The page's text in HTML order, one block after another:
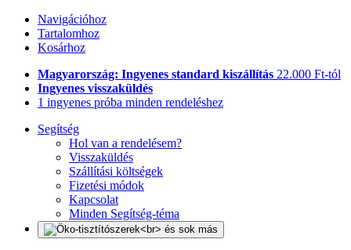
Navigációhoz
Tartalomhoz
Kosárhoz
Magyarország: Ingyenes standard kiszállítás 22.000 Ft-tól
Ingyenes visszaküldés
1 ingyenes próba minden rendeléshez
Segítség
Hol van a rendelésem?
Visszaküldés
Szállítási költségek
Fizetési módok
Kapcsolat
Minden Segítség-téma